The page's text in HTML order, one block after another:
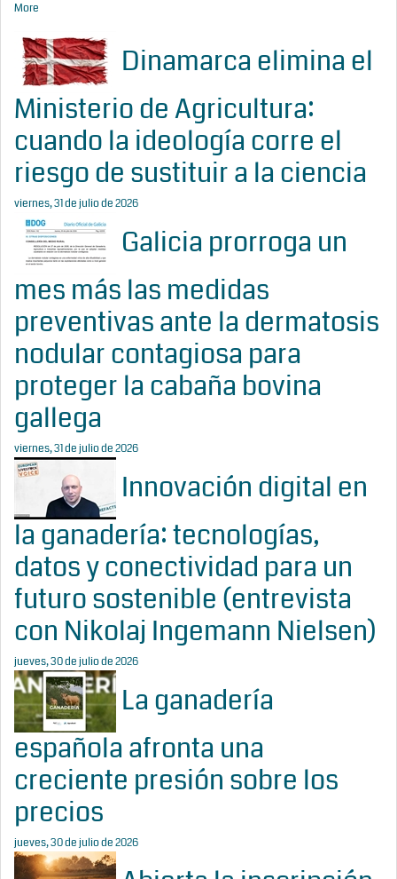
More
Dinamarca elimina el
Ministerio de Agricultura:
cuando la ideología corre el
riesgo de sustituir a la ciencia
viernes, 31 de julio de 2026
Galicia prorroga un
mes más las medidas
preventivas ante la dermatosis
nodular contagiosa para
proteger la cabaña bovina
gallega
viernes, 31 de julio de 2026
Innovación digital en
la ganadería: tecnologías,
datos y conectividad para un
futuro sostenible (entrevista
con Nikolaj Ingemann Nielsen)
jueves, 30 de julio de 2026
La ganadería
española afronta una
creciente presión sobre los
precios
jueves, 30 de julio de 2026